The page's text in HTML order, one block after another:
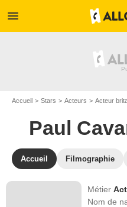
menu
Accueil Stars Acteurs Acteur
Paul
Accueil Filmographie
Métier
Nom de